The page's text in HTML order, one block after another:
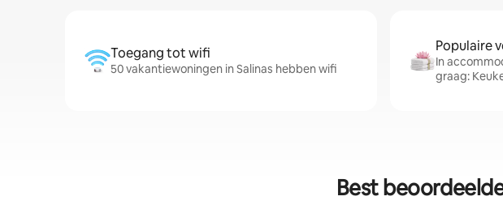
Toegang tot wifi
50 vakantiewoningen in Salinas hebben wifi
Populaire
In
graag:
Best